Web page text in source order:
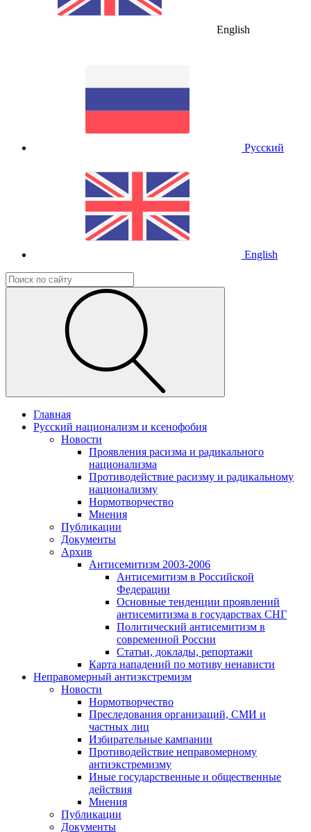
English
Русский
English
Главная
Русский национализм и ксенофобия
Новости
Проявления расизма и радикального
национализма
Противодействие расизму и радикальному
национализму
Нормотворчество
Мнения
Публикации
Документы
Архив
Антисемитизм 2003-2006
Антисемитизм в Российской
Федерации
Основные тенденции проявлений
антисемитизма в государствах СНГ
Политический антисемитизм в
современной России
Статьи, доклады, репортажи
Карта нападений по мотиву ненависти
Неправомерный антиэкстремизм
Новости
Нормотворчество
Преследования организаций, СМИ и
частных лиц
Избирательные кампании
Противодействие неправомерному
антиэкстремизму
Иные государственные и общественные
действия
Мнения
Публикации
Документы